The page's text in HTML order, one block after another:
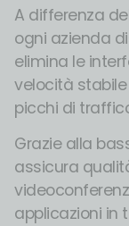
A differenza
ogni azienda
elimina le
velocità
picchi di
Grazie alla
assicura
applicazioni in